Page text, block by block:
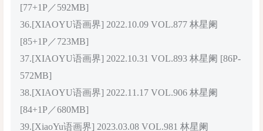
[77+1P／592MB]
36.[XIAOYU语画界] 2022.10.09 VOL.877 林星阑
[85+1P／723MB]
37.[XIAOYU语画界] 2022.10.31 VOL.893 林星阑 [86P-
572MB]
38.[XIAOYU语画界] 2022.11.17 VOL.906 林星阑
[84+1P／680MB]
39.[XiaoYu语画界] 2023.03.08 VOL.981 林星阑